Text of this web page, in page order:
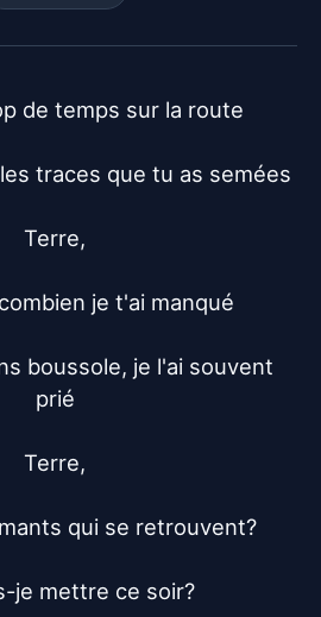
de temps sur la route
traces que tu as semées
Terre,
je t'ai manqué
boussole, je l'ai souvent
prié
Terre,
qui se retrouvent?
je mettre ce soir?